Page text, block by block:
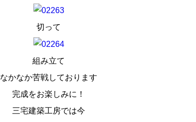
切って
組み立て
なかなか苦戦しております
完成をお楽しみに！
三宅建築工房では今